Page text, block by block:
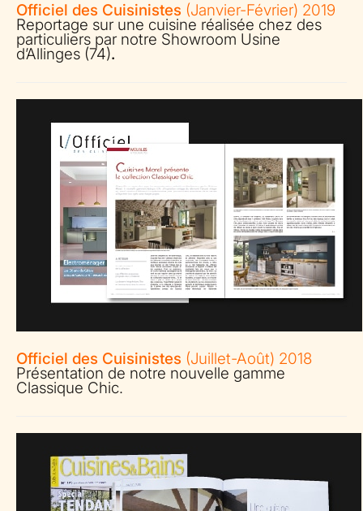
Officiel des Cuisinistes (Janvier-Février) 2019
Reportage sur une cuisine réalisée chez des
particuliers par notre Showroom Usine
d’Allinges (74).
Officiel des Cuisinistes (Juillet-Août) 2018
Présentation de notre nouvelle gamme
Classique Chic.